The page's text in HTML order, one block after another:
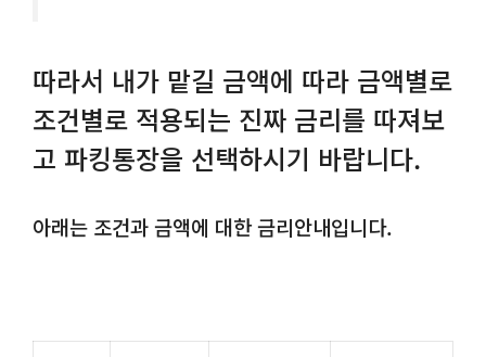
따라서 내가 맡길 금액에 따라 금액별로
조건별로 적용되는 진짜 금리를 따져보
고 파킹통장을 선택하시기 바랍니다.
아래는 조건과 금액에 대한 금리안내입니다.